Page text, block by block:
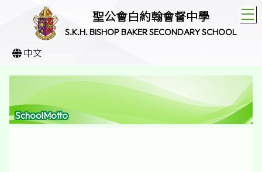
聖公會白約翰會督中學
S.K.H. BISHOP BAKER SECONDARY SCHOOL
中文
SchoolMotto